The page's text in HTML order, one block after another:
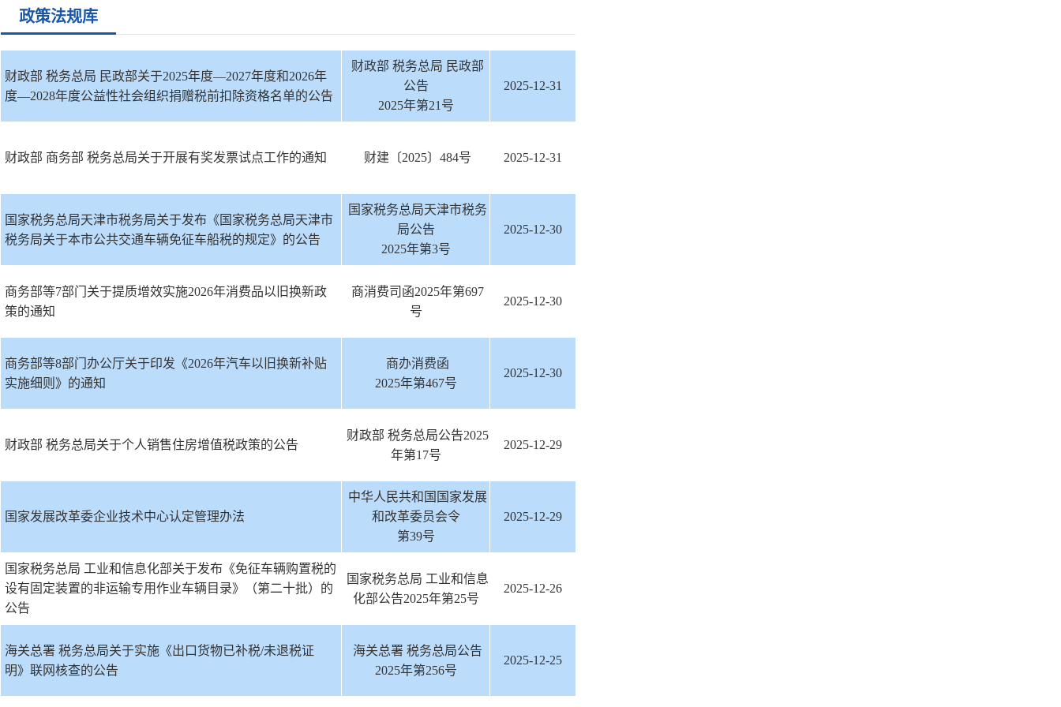
政策法规库
财政部 税务总局 民政部关于2025年度—2027年度和2026年
度—2028年度公益性社会组织捐赠税前扣除资格名单的公告
财政部 税务总局 民政部
公告
2025年第21号
2025-12-31
财政部 商务部 税务总局关于开展有奖发票试点工作的通知 财建〔2025〕484号 2025-12-31
国家税务总局天津市税务局关于发布《国家税务总局天津市
税务局关于本市公共交通车辆免征车船税的规定》的公告
国家税务总局天津市税务
局公告
2025年第3号
2025-12-30
商务部等7部门关于提质增效实施2026年消费品以旧换新政
策的通知
商消费司函2025年第697
号
2025-12-30
商务部等8部门办公厅关于印发《2026年汽车以旧换新补贴
实施细则》的通知
商办消费函
2025年第467号
2025-12-30
财政部 税务总局关于个人销售住房增值税政策的公告
财政部 税务总局公告2025
年第17号
2025-12-29
国家发展改革委企业技术中心认定管理办法
中华人民共和国国家发展
和改革委员会令
第39号
2025-12-29
国家税务总局 工业和信息化部关于发布《免征车辆购置税的
设有固定装置的非运输专用作业车辆目录》（第二十批）的
公告
国家税务总局 工业和信息
化部公告2025年第25号
2025-12-26
海关总署 税务总局关于实施《出口货物已补税/未退税证
明》联网核查的公告
海关总署 税务总局公告
2025年第256号
2025-12-25